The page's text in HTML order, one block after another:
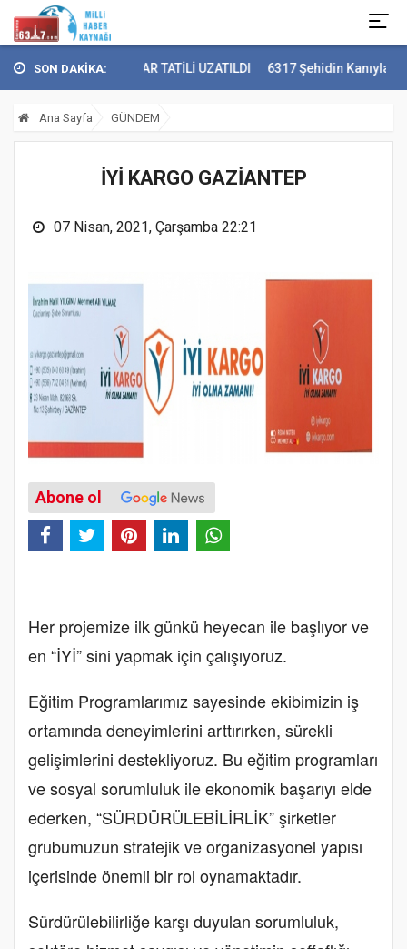
SON DAKİKA:KAR TATİLİ UZATILDI 6317 Şehidin Kanıyla Yazılan
Ana Sayfa GÜNDEM
İYİ KARGO GAZİANTEP
07 Nisan, 2021, Çarşamba 22:21
Abone ol
Her projemize ilk günkü heyecan ile başlıyor ve
en “İYİ” sini yapmak için çalışıyoruz.
Eğitim Programlarımız sayesinde ekibimizin iş
ortamında deneyimlerini arttırırken, sürekli
gelişimlerini destekliyoruz. Bu eğitim programları
ve sosyal sorumluluk ile ekonomik başarıyı elde
ederken, “SÜRDÜRÜLEBİLİRLİK” şirketler
grubumuzun stratejik ve organizasyonel yapısı
içerisinde önemli bir rol oynamaktadır.
Sürdürülebilirliğe karşı duyulan sorumluluk,